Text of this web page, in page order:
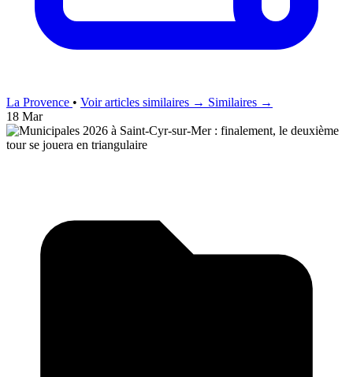
La Provence • Voir articles similaires → Similaires →
18 Mar